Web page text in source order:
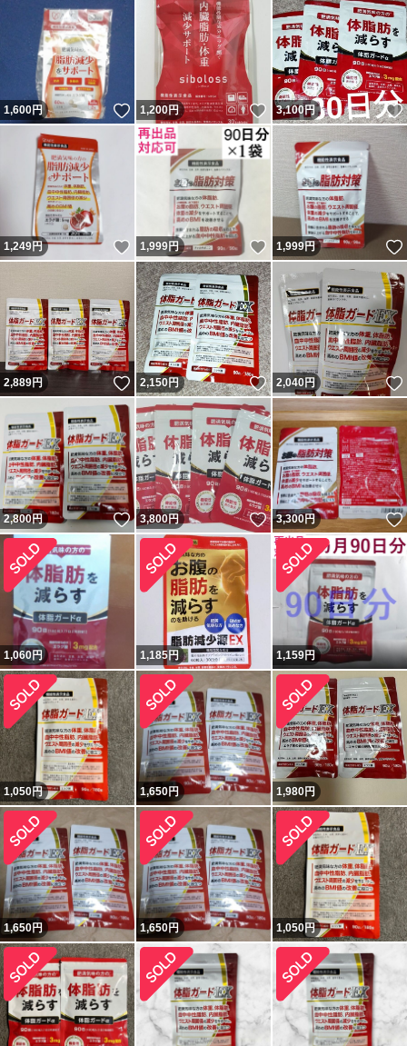
1,600円 いいね！
1,200円 いいね！
3,100円
1,249円 いいね！
1,999円 いいね！
1,999円
2,889円 いいね！
2,150円 いいね！
2,040円
2,800円 いいね！
3,800円 いいね！
3,300円
1,060円 1,185円 1,159円
1,050円 1,650円 1,980円
1,650円 1,650円 1,050円